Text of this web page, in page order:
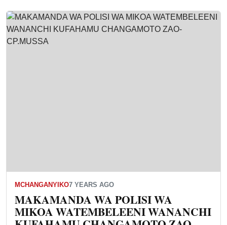
MCHANGANYIKO7 YEARS AGO
MAKAMANDA WA POLISI WA
MIKOA WATEMBELEENI WANANCHI